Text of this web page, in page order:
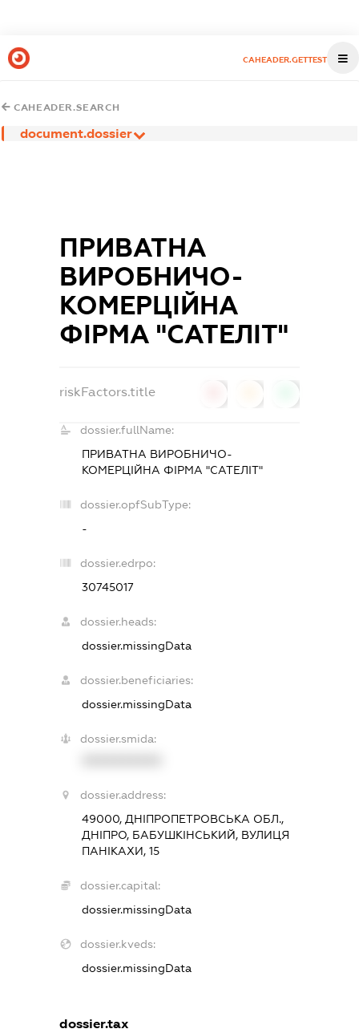
CAHEADER.GETTEST
CAHEADER.SEARCH
document.dossier
ПРИВАТНА
ВИРОБНИЧО-
КОМЕРЦІЙНА
ФІРМА "САТЕЛІТ"
riskFactors.title
dossier.fullName:
ПРИВАТНА ВИРОБНИЧО-
КОМЕРЦІЙНА ФІРМА "САТЕЛІТ"
dossier.opfSubType:
-
dossier.edrpo:
30745017
dossier.heads:
dossier.missingData
dossier.beneficiaries:
dossier.missingData
dossier.smida:
dossier.address:
49000, ДНІПРОПЕТРОВСЬКА ОБЛ.,
ДНІПРО, БАБУШКІНСЬКИЙ, ВУЛИЦЯ
ПАНІКАХИ, 15
dossier.capital:
dossier.missingData
dossier.kveds:
dossier.missingData
dossier.tax